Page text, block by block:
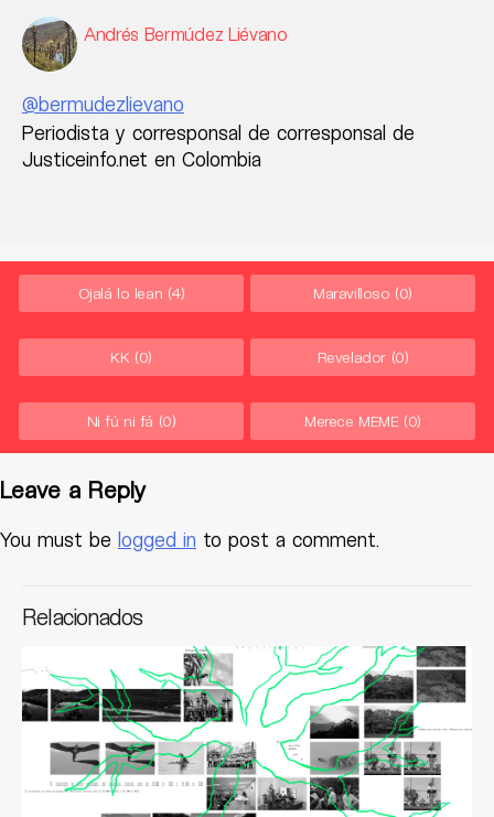
Andrés Bermúdez Liévano
@bermudezlievano
Periodista y corresponsal de corresponsal de
Justiceinfo.net en Colombia
Ojalá lo lean (4) Maravilloso (0)
KK (0) Revelador (0)
Ni fú ni fá (0) Merece MEME (0)
Leave a Reply
You must be logged in to post a comment.
Relacionados